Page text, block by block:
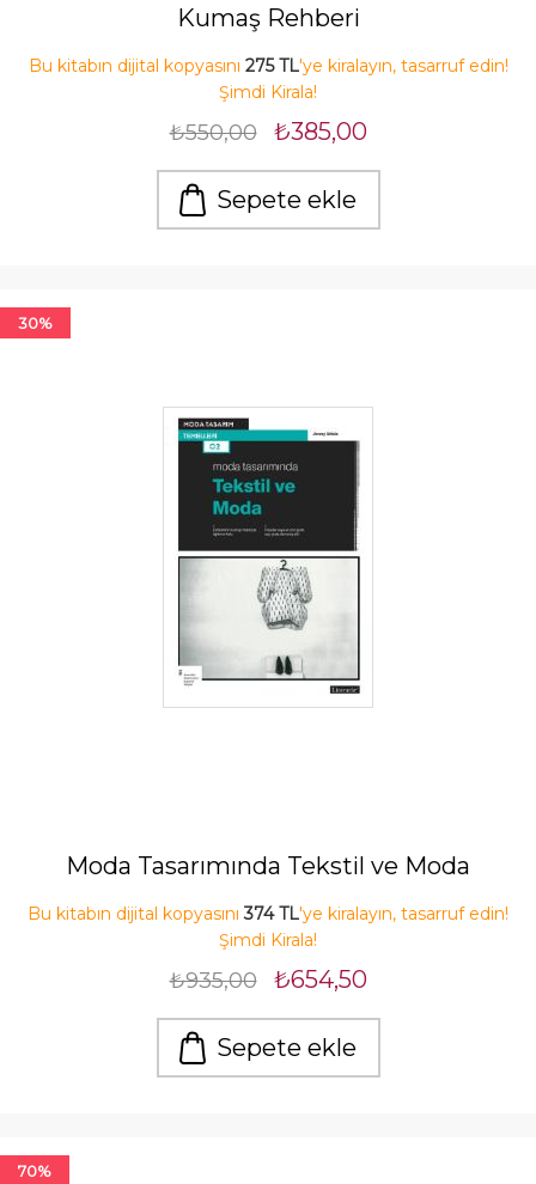
Kumaş Rehberi
Bu kitabın dijital kopyasını 275 TL'ye kiralayın, tasarruf edin!
Şimdi Kirala!
₺550,00 ₺385,00
Sepete ekle
30%
Moda Tasarımında Tekstil ve Moda
Bu kitabın dijital kopyasını374 TL'ye kiralayın, tasarruf edin!
Şimdi Kirala!
₺935,00 ₺654,50
Sepete ekle
70%